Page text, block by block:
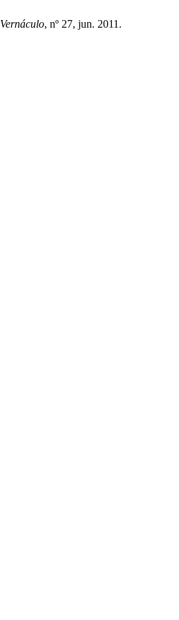
Vernáculo, nº 27, jun. 2011.